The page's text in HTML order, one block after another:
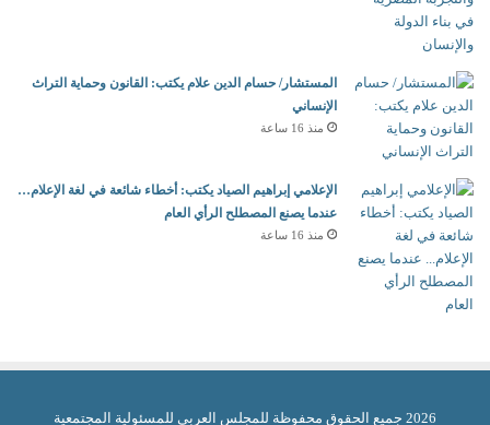
المستشار/ حسام الدين علام يكتب: القانون وحماية التراث
الإنساني
منذ 16 ساعة
الإعلامي إبراهيم الصياد يكتب: أخطاء شائعة في لغة الإعلام…
عندما يصنع المصطلح الرأي العام
منذ 16 ساعة
2026 جميع الحقوق محفوظة للمجلس العربي للمسئولية المجتمعية